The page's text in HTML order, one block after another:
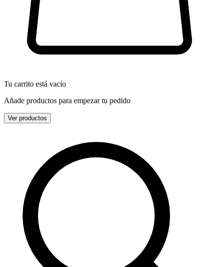
Tu carrito está vacío
Añade productos para empezar tu pedido
Ver productos